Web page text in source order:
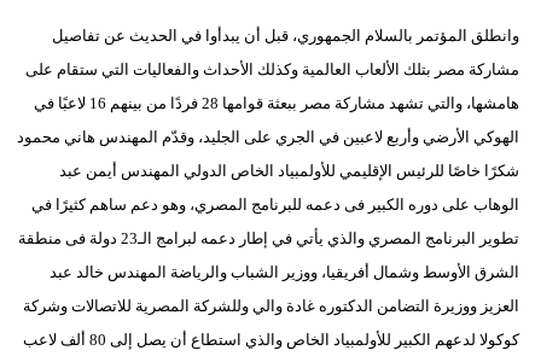
أبراج
سيارات
وانطلق المؤتمر بالسلام الجمهوري، قبل أن يبدأوا في الحديث عن تفاصيل
مشاركة مصر بتلك الألعاب العالمية وكذلك الأحداث والفعاليات التي ستقام على
هامشها، والتي تشهد مشاركة مصر ببعثة قوامها 28 فردًا من بينهم 16 لاعبًا في
الهوكي الأرضي وأربع لاعبين في الجري على الجليد، وقدّم المهندس هاني محمود
شكرًا خاصًا للرئيس الإقليمي للأولمبياد الخاص الدولي المهندس أيمن عبد
الوهاب على دوره الكبير فى دعمه للبرنامج المصري، وهو دعم ساهم كثيرًا في
تطوير البرنامج المصري والذي يأتي في إطار دعمه لبرامج الـ23 دولة فى منطقة
الشرق الأوسط وشمال أفريقيا، ووزير الشباب والرياضة المهندس خالد عبد
العزيز ووزيرة التضامن الدكتوره غادة والي وللشركة المصرية للاتصالات وشركة
كوكولا لدعهم الكبير للأولمبياد الخاص والذي استطاع أن يصل إلى 80 ألف لاعب